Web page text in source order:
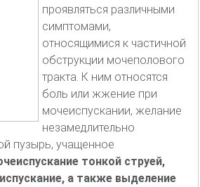
проявляться различными
симптомами,
относящимися к частичной
обструкции мочеполового
тракта. К ним относятся
боль или жжение при
мочеиспускании, желание
незамедлительно
пузырь, учащенное
тонкой струей,
а также выделение